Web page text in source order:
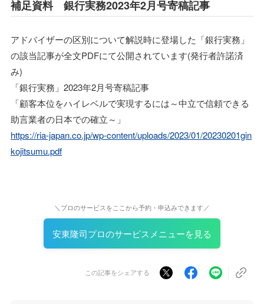
補足資料 銀行実務2023年2月号寄稿記事
アドバイザーの区別について解説時に登場した「銀行実務」
の該当記事が全文PDFにて公開されています(発行者許諾済
み)
「銀行実務」2023年2月号寄稿記事
「顧客本位をハイレベルで実現するには～中立で信頼できる
助言業者の日本での確立～」
https://ria-japan.co.jp/wp-content/uploads/2023/01/20230201gin
kojitsumu.pdf
＼プロのサービスをここから予約・申込みできます／
安東隆司プロのサービスメニューを見る
この記事をシェアする